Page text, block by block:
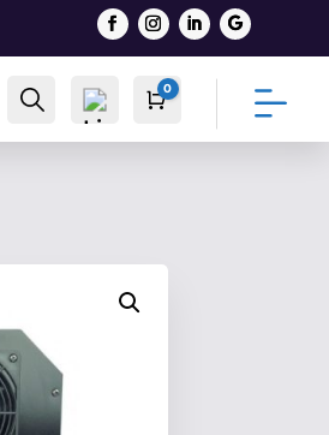
Račun Traži Cart
0
€